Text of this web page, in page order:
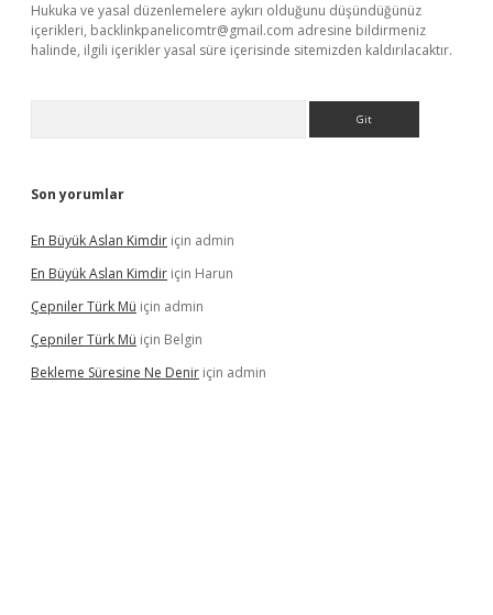
Hukuka ve yasal düzenlemelere aykırı olduğunu düşündüğünüz
içerikleri, backlinkpanelicomtr@gmail.com adresine bildirmeniz
halinde, ilgili içerikler yasal süre içerisinde sitemizden kaldırılacaktır.
Son yorumlar
En Büyük Aslan Kimdir için admin
En Büyük Aslan Kimdir için Harun
Çepniler Türk Mü için admin
Çepniler Türk Mü için Belgin
Bekleme Süresine Ne Denir için admin